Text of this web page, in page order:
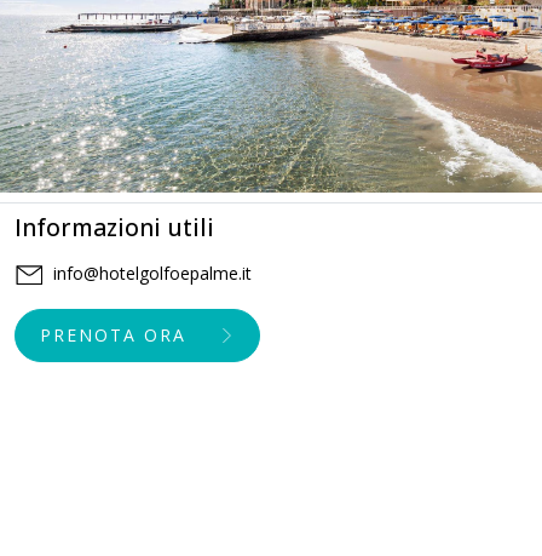
Informazioni utili
info@hotelgolfoepalme.it
PRENOTA ORA